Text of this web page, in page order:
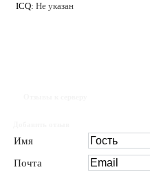
ICQ: Не указан
Имя
Почта